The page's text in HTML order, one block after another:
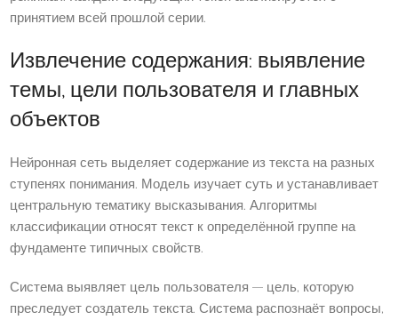
принятием всей прошлой серии.
Извлечение содержания: выявление
темы, цели пользователя и главных
объектов
Нейронная сеть выделяет содержание из текста на разных
ступенях понимания. Модель изучает суть и устанавливает
центральную тематику высказывания. Алгоритмы
классификации относят текст к определённой группе на
фундаменте типичных свойств.
Система выявляет цель пользователя — цель, которую
преследует создатель текста. Система распознаёт вопросы,